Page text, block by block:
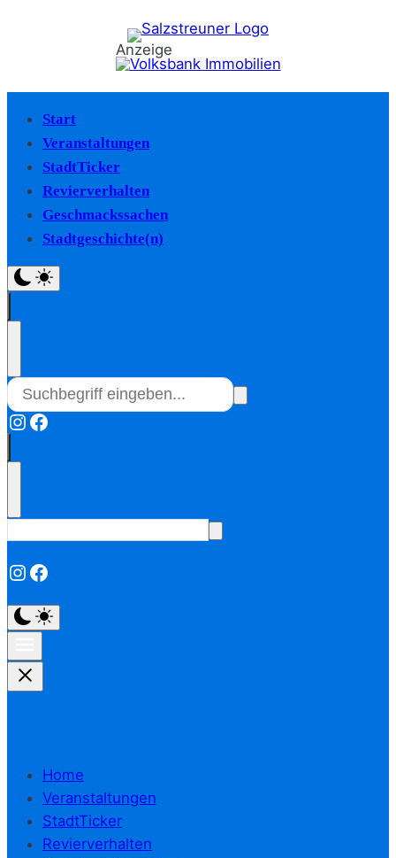
Anzeige
Start
Veranstaltungen
StadtTicker
Revierverhalten
Geschmackssachen
Stadtgeschichte(n)
Instagram
Facebook
Instagram
Facebook
Home
Veranstaltungen
StadtTicker
Revierverhalten